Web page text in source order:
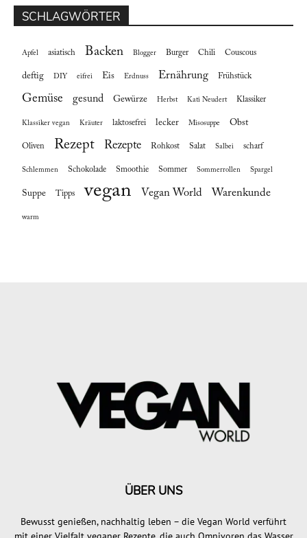
SCHLAGWÖRTER
Apfel asiatisch Backen Blogger Burger Chili Couscous
deftig DIY eifrei Eis Erdnuss Ernährung Frühstück
Gemüse gesund Gewürze Herbst Kati Neudert Klassiker
Klassiker vegan Kräuter laktosefrei lecker Misosuppe Obst
Oliven Rezept Rezepte Rohkost Salat Salbei scharf
Schlemmen Schokolade Smoothie Sommer Sommerrollen Spargel
Suppe Tipps vegan Vegan World Warenkunde
warm
ÜBER UNS
Bewusst genießen, nachhaltig leben – die Vegan World verführt